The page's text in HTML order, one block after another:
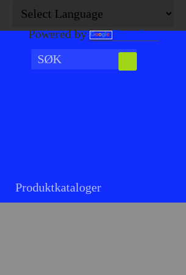
Produktkataloger
Powered by Translate